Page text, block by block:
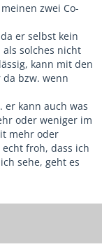
zwei Co-
er selbst kein
solches nicht
kann mit den
bzw. wenn
er kann auch was
oder weniger im
mehr oder
froh, dass ich
sehe, geht es